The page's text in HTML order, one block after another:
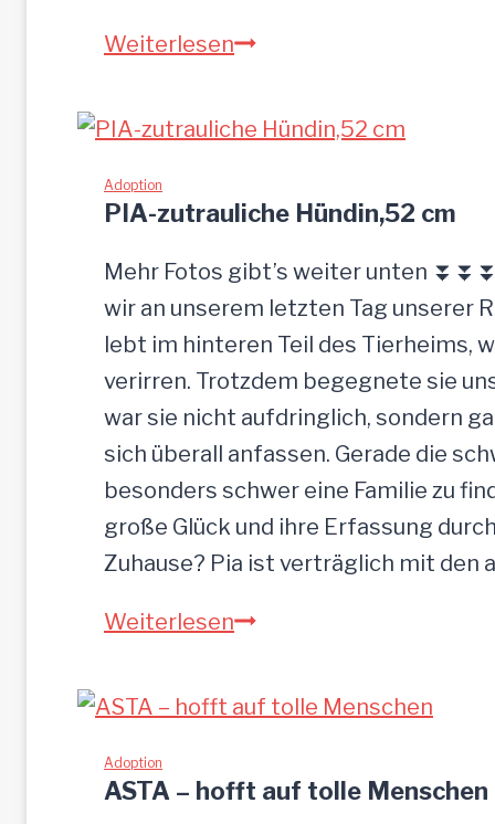
u
ü
g
e
l
a
s
s
e
n
WeiterlesenM
G
Adoption
PIA-zutrauliche Hündin,52 cm
Mehr Fotos gibt’s weiter unten
wir an unserem letzten Tag unserer
lebt im hinteren Teil des Tierheims,
verirren. Trotzdem begegnete sie
war sie nicht aufdringlich, sondern
sich überall anfassen. Gerade die
besonders schwer eine Familie zu
große Glück und ihre Erfassung
Zuhause? Pia ist verträglich mit den
WeiterlesenP
u
Adoption
ASTA – hofft auf tolle Menschen